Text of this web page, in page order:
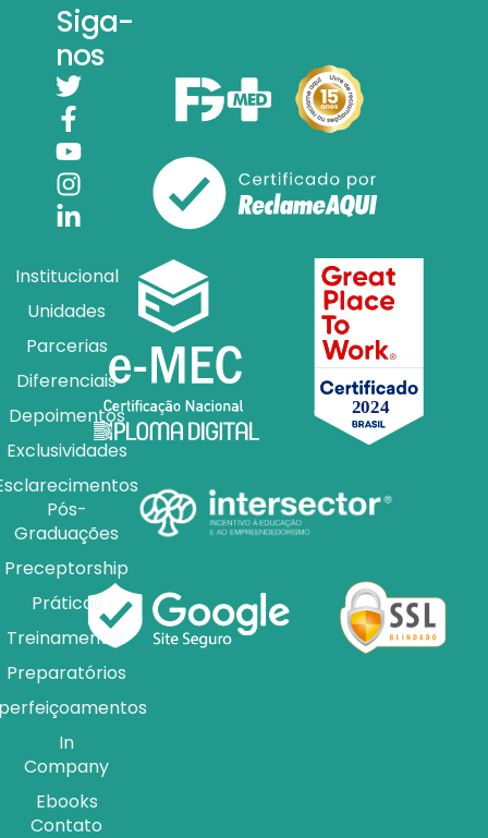
Siga-
nos
Institucional
Unidades
Parcerias
Diferenciais
Depoimentos
Exclusividades
Pós-
Graduações
Preceptorship
Práticas
Treinamentos
Preparatórios
In
Company
Ebooks
Contato